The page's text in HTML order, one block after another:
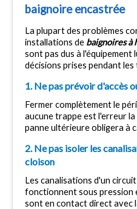
baignoire encastrée
La plupart des problèmes
installations de baignoires à
sont pas dus à l'équipement
décisions prises pendant les
1. Ne pas prévoir d'accès
Fermer complètement le
aucune trappe est l'erreur
panne ultérieure obligera à
2. Ne pas isoler les
cloison
Les canalisations d'un
fonctionnent sous pression
sont en contact direct avec